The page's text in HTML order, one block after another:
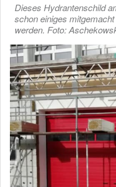
Dieses Hydrantenschild
schon einiges
werden. Foto: